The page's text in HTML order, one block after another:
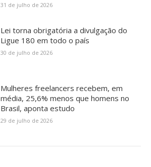
31 de julho de 2026
Lei torna obrigatória a divulgação do
Ligue 180 em todo o país
30 de julho de 2026
Mulheres freelancers recebem, em
média, 25,6% menos que homens no
Brasil, aponta estudo
29 de julho de 2026